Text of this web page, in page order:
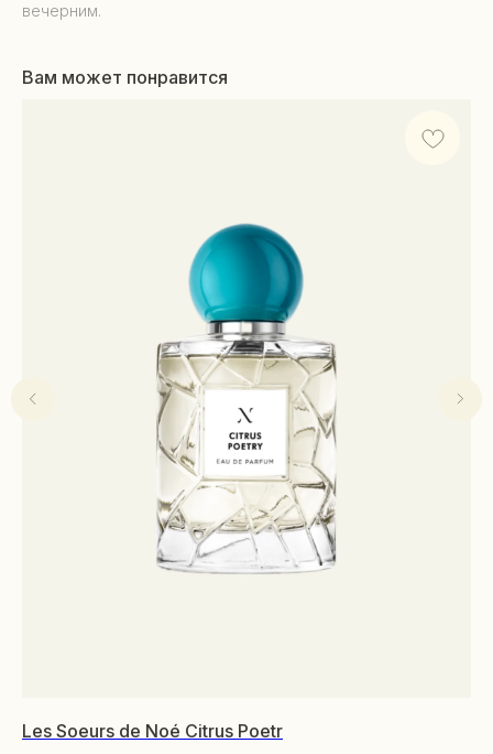
вечерним.
Вам может понравится
Les Soeurs de Noé Citrus Poetr